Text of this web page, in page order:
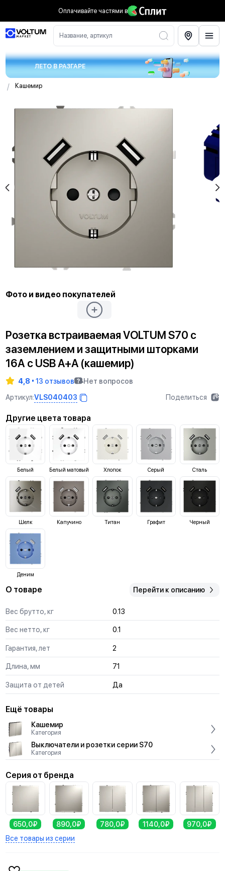
Оплачивайте частями в
Название, артикул
ЛЕТО В РАЗГАРЕ
/ Кашемир
Фото и видео покупателей
Розетка встраиваемая VOLTUM S70 с
заземлением и защитными шторками
16А с USB A+A (кашемир)
4,8 13 отзывов
Нет вопросов
Артикул:VLS040403 Поделиться
Другие цвета товара
Белый Белый матовый Хлопок Серый Сталь
Шелк Капучино Титан Графит Черный
Деним
О товаре Перейти к описанию
Вес брутто, кг 0.13
Вес нетто, кг 0.1
Гарантия, лет 2
Длина, мм 71
Защита от детей Да
Ещё товары
Кашемир
Категория
Выключатели и розетки серии S70
Категория
Серия от бренда
650,0₽ 890,0₽ 780,0₽ 1140,0₽
970,0₽
Все товары из серии